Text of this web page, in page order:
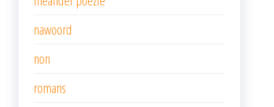
nawoord
non
romans